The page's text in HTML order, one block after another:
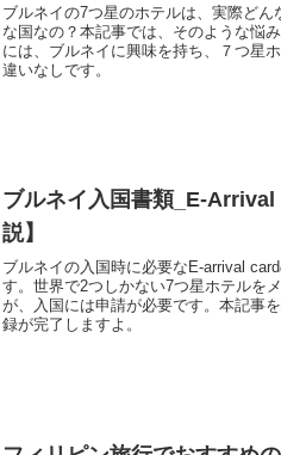
ブルネイの7つ星のホテルは、実際ど
な国なの？本記事では、そのような悩
には、ブルネイに興味を持ち、７つ星
違いなしです。
ブルネイ入国書類_E-
説】
ブルネイの入国時に必要なE-arrival
す。世界で2つしかない7つ星ホテルを
が、入国には申請が必要です。本記事
録が完了しますよ。